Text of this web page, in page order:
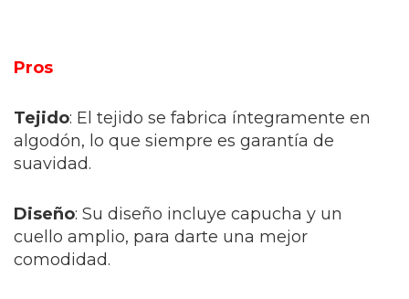
Pros
Tejido: El tejido se fabrica íntegramente en
algodón, lo que siempre es garantía de
suavidad.
Diseño: Su diseño incluye capucha y un
cuello amplio, para darte una mejor
comodidad.